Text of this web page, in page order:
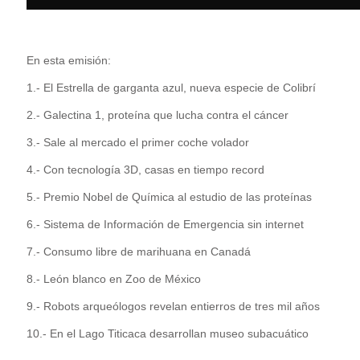
En esta emisión:
1.- El Estrella de garganta azul, nueva especie de Colibrí
2.- Galectina 1, proteína que lucha contra el cáncer
3.- Sale al mercado el primer coche volador
4.- Con tecnología 3D, casas en tiempo record
5.- Premio Nobel de Química al estudio de las proteínas
6.- Sistema de Información de Emergencia sin internet
7.- Consumo libre de marihuana en Canadá
8.- León blanco en Zoo de México
9.- Robots arqueólogos revelan entierros de tres mil años
10.- En el Lago Titicaca desarrollan museo subacuático